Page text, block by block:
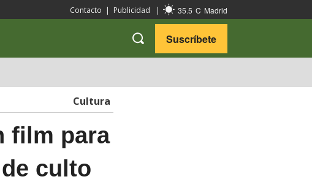
Contacto | Publicidad | 35.5 C Madrid
Suscríbete
Cultura
film para
culto